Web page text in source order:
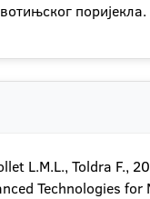
поријекла.
L.M.L., Toldra F.,
Technologies for